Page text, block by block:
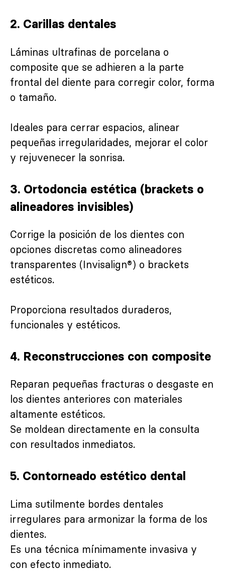
2. Carillas dentales
Láminas ultrafinas de porcelana o
composite que se adhieren a la parte
frontal del diente para corregir color, forma
o tamaño.
Ideales para cerrar espacios, alinear
pequeñas irregularidades, mejorar el color
y rejuvenecer la sonrisa.
3. Ortodoncia estética (brackets o
alineadores invisibles)
Corrige la posición de los dientes con
opciones discretas como alineadores
transparentes (Invisalign®) o brackets
estéticos.
Proporciona resultados duraderos,
funcionales y estéticos.
4. Reconstrucciones con composite
Reparan pequeñas fracturas o desgaste en
los dientes anteriores con materiales
altamente estéticos.
Se moldean directamente en la consulta
con resultados inmediatos.
5. Contorneado estético dental
Lima sutilmente bordes dentales
irregulares para armonizar la forma de los
dientes.
Es una técnica mínimamente invasiva y
con efecto inmediato.